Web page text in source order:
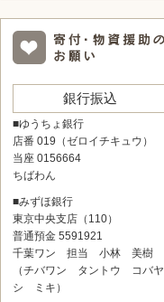
銀行振込
■ゆうちょ銀行
店番 019（ゼロイチキュウ）
当座 0156664
ちばわん
■みずほ銀行
東京中央支店（110）
普通預金 5591921
千葉ワン 担当 小林 美樹
（チバワン タントウ コバヤ
シ ミキ）